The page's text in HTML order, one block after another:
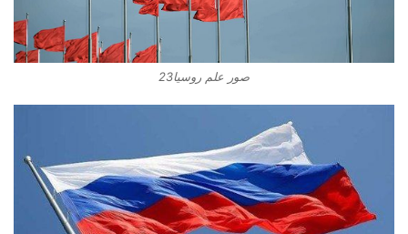
صور علم روسيا23